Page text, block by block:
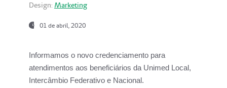
Design: Marketing
01 de abril, 2020
Informamos o novo credenciamento para
atendimentos aos beneficiários da Unimed Local,
Intercâmbio Federativo e Nacional.